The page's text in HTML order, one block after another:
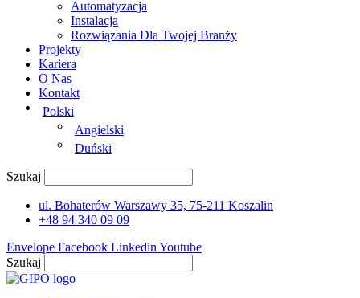
Automatyzacja
Instalacja
Rozwiązania Dla Twojej Branży
Projekty
Kariera
O Nas
Kontakt
Polski
Angielski
Duński
Szukaj
ul. Bohaterów Warszawy 35, 75-211 Koszalin
+48 94 340 09 09
Envelope Facebook Linkedin Youtube
Szukaj